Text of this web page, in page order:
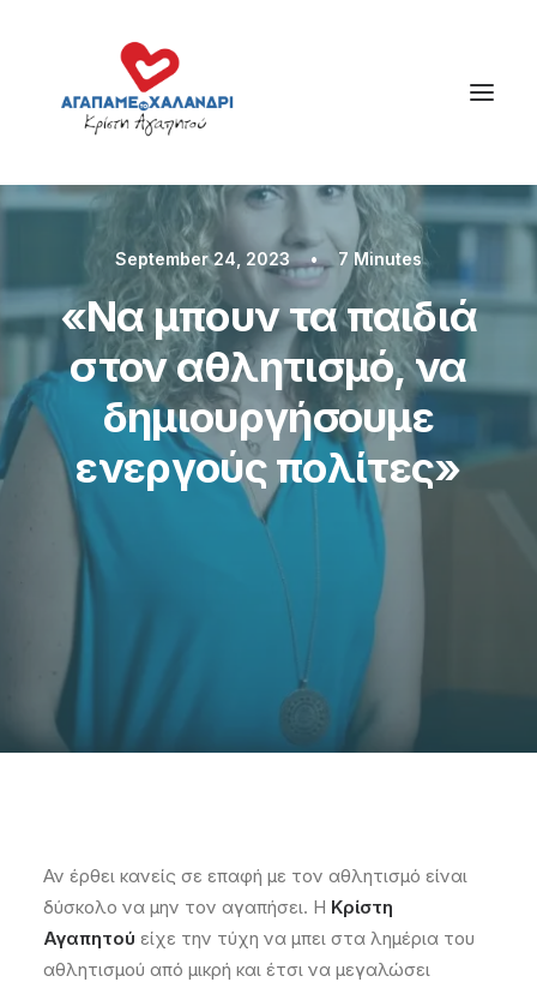
September 24, 2023 • 7 Minutes
«Να μπουν τα παιδιά
στον αθλητισμό, να
δημιουργήσουμε
ενεργούς πολίτες»
Αν έρθει κανείς σε επαφή με τον αθλητισμό είναι
δύσκολο να μην τον αγαπήσει. Η Κρίστη
Αγαπητού είχε την τύχη να μπει στα λημέρια του
αθλητισμού από μικρή και έτσι να μεγαλώσει